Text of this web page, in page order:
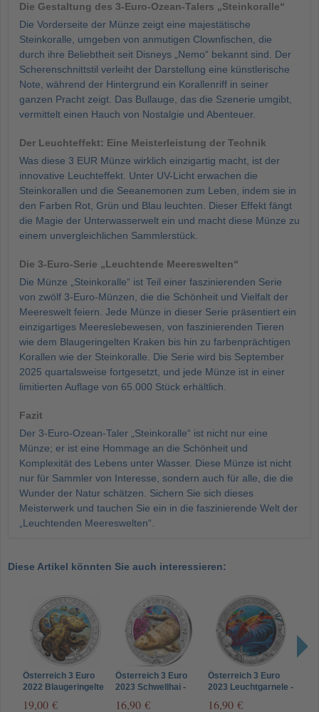
Die Gestaltung des 3-Euro-Ozean-Talers „Steinkoralle“
Die Vorderseite der Münze zeigt eine majestätische
Steinkoralle, umgeben von anmutigen Clownfischen, die
durch ihre Beliebtheit seit Disneys „Nemo“ bekannt sind. Der
Scherenschnittstil verleiht der Darstellung eine künstlerische
Note, während der Hintergrund ein Korallenriff in seiner
ganzen Pracht zeigt. Das Bullauge, das die Szenerie umgibt,
vermittelt einen Hauch von Nostalgie und Abenteuer.
Der Leuchteffekt: Eine Meisterleistung der Technik
Was diese 3 EUR Münze wirklich einzigartig macht, ist der
innovative Leuchteffekt. Unter UV-Licht erwachen die
Steinkorallen und die Seeanemonen zum Leben, indem sie in
den Farben Rot, Grün und Blau leuchten. Dieser Effekt fängt
die Magie der Unterwasserwelt ein und macht diese Münze zu
einem unvergleichlichen Sammlerstück.
Die 3-Euro-Serie „Leuchtende Meereswelten“
Die Münze „Steinkoralle“ ist Teil einer faszinierenden Serie
von zwölf 3-Euro-Münzen, die die Schönheit und Vielfalt der
Meereswelt feiern. Jede Münze in dieser Serie präsentiert ein
einzigartiges Meereslebewesen, von faszinierenden Tieren
wie dem Blaugeringelten Kraken bis hin zu farbenprächtigen
Korallen wie der Steinkoralle. Die Serie wird bis September
2025 quartalsweise fortgesetzt, und jede Münze ist in einer
limitierten Auflage von 65.000 Stück erhältlich.
Fazit
Der 3-Euro-Ozean-Taler „Steinkoralle“ ist nicht nur eine
Münze; er ist eine Hommage an die Schönheit und
Komplexität des Lebens unter Wasser. Diese Münze ist nicht
nur für Sammler von Interesse, sondern auch für alle, die die
Wunder der Natur schätzen. Sichern Sie sich dieses
Meisterwerk und tauchen Sie ein in die faszinierende Welt der
„Leuchtenden Meereswelten“.
Diese Artikel könnten Sie auch interessieren:
Österreich 3 Euro
2022 Blaugeringelte
Meereswelten
19,00 €
Österreich 3 Euro
2023 Schwellhai -
Meereswelten
16,90 €
Österreich 3 Euro
2023 Leuchtgarnele -
Meereswelten
16,90 €